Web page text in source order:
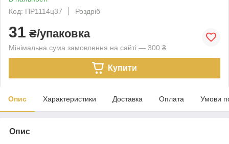
Код: ПР1114ц37
Роздріб
31 ₴/упаковка
Мінімальна сума замовлення на сайті — 300 ₴
Купити
Опис Характеристики Доставка Оплата Умови
Опис